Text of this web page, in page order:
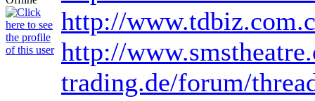
http://
http://
trading.de/forum/